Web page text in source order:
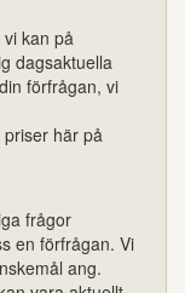
kan på
dagsaktuella
förfrågan, vi
här på
frågor
en förfrågan. Vi
ang.